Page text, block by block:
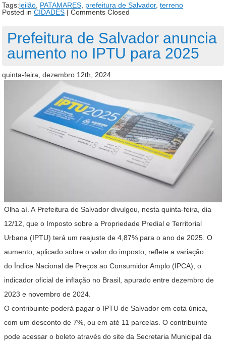
Tags:leilão PATAMARES prefeitura de Salvador, terreno
Posted in CIDADES | Comments Closed
Prefeitura de Salvador anuncia
aumento no IPTU para 2025
quinta-feira, dezembro 12th, 2024
Olha aí. A Prefeitura de Salvador divulgou, nesta quinta-feira, dia
12/12, que o Imposto sobre a Propriedade Predial e Territorial
Urbana (IPTU) terá um reajuste de 4,87% para o ano de 2025. O
aumento, aplicado sobre o valor do imposto, reflete a variação
do Índice Nacional de Preços ao Consumidor Amplo (IPCA), o
indicador oficial de inflação no Brasil, apurado entre dezembro de
2023 e novembro de 2024.
O contribuinte poderá pagar o IPTU de Salvador em cota única,
com um desconto de 7%, ou em até 11 parcelas. O contribuinte
pode acessar o boleto através do site da Secretaria Municipal da